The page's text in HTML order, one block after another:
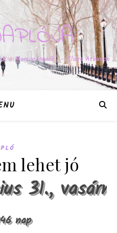
a Marson lennék." – Claire Atkinson
lehet jó
31.,
nap